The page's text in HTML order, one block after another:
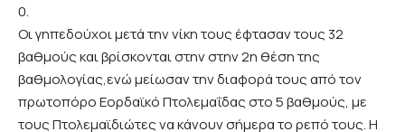
0.
Οι γηπεδούχοι μετά την νίκη τους έφτασαν τους 32
βαθμούς και βρίσκονται στην στην 2η θέση της
βαθμολογίας,ενώ μείωσαν την διαφορά τους από τον
πρωτοπόρο Εορδαϊκό Πτολεμαΐδας στο 5 βαθμούς, με
τους Πτολεμαϊδιώτες να κάνουν σήμερα το ρεπό τους. Η